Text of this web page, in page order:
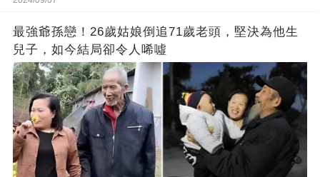
最強爺孫戀！26歲姑娘倒追71歲老頭，堅決為他生
兒子，如今結局卻令人唏噓